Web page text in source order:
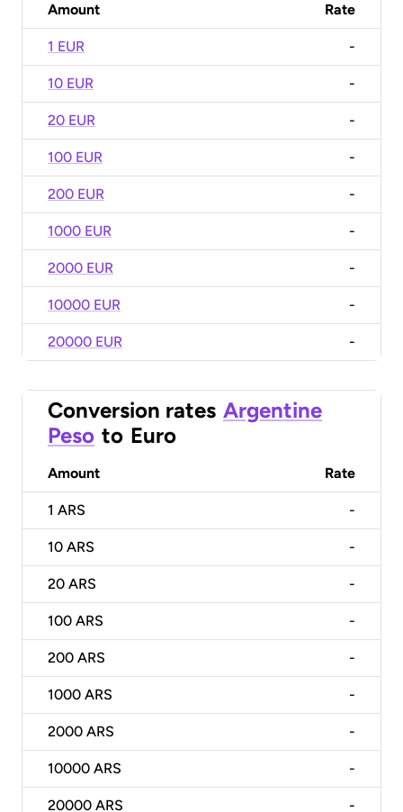
Amount Rate
1 EUR -
10 EUR -
20 EUR -
100 EUR -
200 EUR -
1000 EUR -
2000 EUR -
10000 EUR -
20000 EUR -
Conversion rates Argentine
Peso to Euro
Amount Rate
1 ARS -
10 ARS -
20 ARS -
100 ARS -
200 ARS -
1000 ARS -
2000 ARS -
10000 ARS -
20000 ARS -